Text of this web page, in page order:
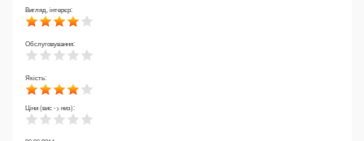
Вигляд, інтерєр:
Обслуговування:
Якість:
Ціни (вис -> низ):